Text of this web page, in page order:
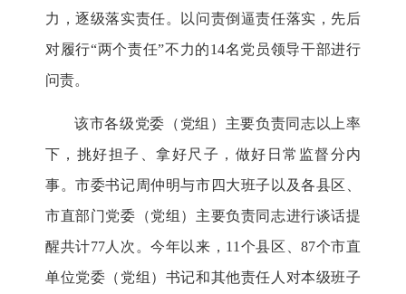
力，逐级落实责任。以问责倒逼责任落实，先后
对履行“两个责任”不力的14名党员领导干部进行
问责。
该市各级党委（党组）主要负责同志以上率
下，挑好担子、拿好尺子，做好日常监督分内
事。市委书记周仲明与市四大班子以及各县区、
市直部门党委（党组）主要负责同志进行谈话提
醒共计77人次。今年以来， 11 个县区、87个市直
单位党委（党组）书记和其他责任人对本级班子